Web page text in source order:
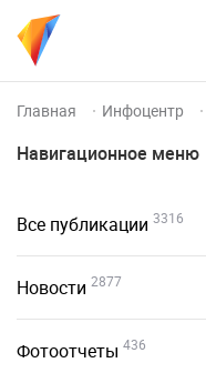
Главная Инфоцентр
Навигационное меню
Все публикации 3316
Новости 2877
Фотоотчеты 436